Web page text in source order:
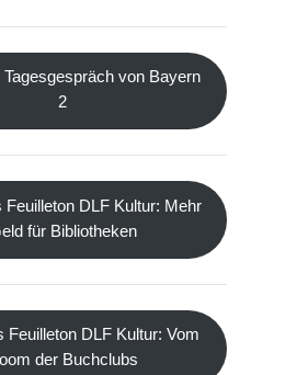
Tagesgespräch von Bayern
2
Feuilleton DLF Kultur: Mehr
für Bibliotheken
Feuilleton DLF Kultur: Vom
der Buchclubs